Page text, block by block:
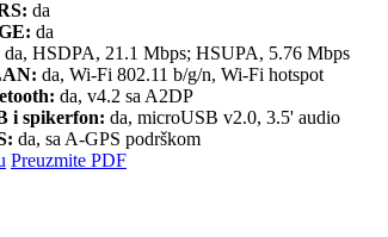
da
da
da, HSDPA, 21.1 Mbps; HSUPA, 5.76 Mbps
da, Wi-Fi 802.11 b/g/n, Wi-Fi hotspot
da, v4.2 sa A2DP
i spikerfon: da, microUSB v2.0, 3.5' audio
da, sa A-GPS podrškom
Preuzmite PDF